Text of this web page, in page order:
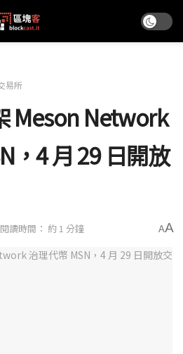
易所
Meson Network
，4 月 29 日開放
閱讀時間： 約 1 分鐘 AA